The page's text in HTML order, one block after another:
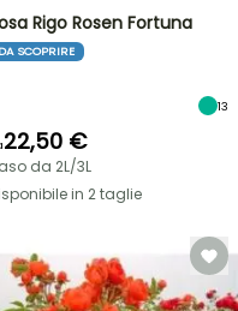
Rigo Rosen Fortuna
DA SCOPRIRE
13
22,50 €
da 2L/3L
in 2 taglie